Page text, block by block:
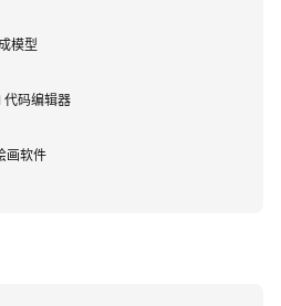
模型
码编辑器
画软件